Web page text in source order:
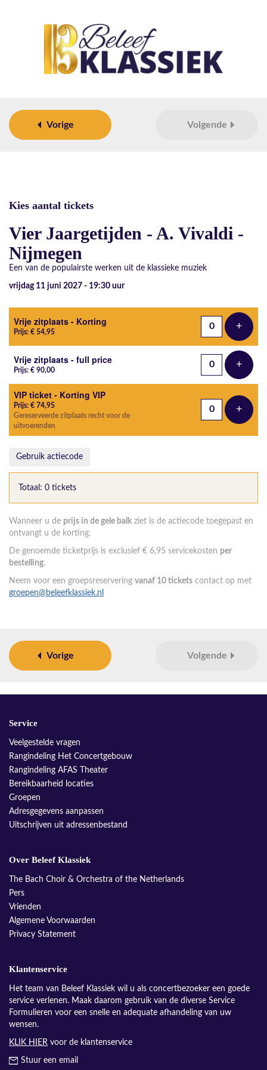
Vorige Volgende
Kies aantal tickets
Vier Jaargetijden - A. Vivaldi -
Nijmegen
Een van de populairste werken uit de klassieke muziek
vrijdag 11 juni 2027 - 19:30 uur
Aantal tickets
Vrije zitplaats - Korting
Prijs: € 54,95 +Voeg
Vrije zitplaats - full price
Prijs: € 90,00 +Voeg
VIP ticket - Korting VIP
Prijs: € 74,95
Gereserveerde zitplaats recht voor de
uitvoerenden
+Voeg
Gebruik actiecode
Totaal: 0 tickets
Wanneer u de prijs in de gele balk ziet is de actiecode toegepast en
ontvangt u de korting.
De genoemde ticketprijs is exclusief € 6,95 servicekosten per
bestelling.
Neem voor een groepsreservering vanaf 10 tickets contact op met
groepen@beleefklassiek.nl
Vorige Volgende
Service
Veelgestelde vragen
Rangindeling Het Concertgebouw
Rangindeling AFAS Theater
Bereikbaarheid locaties
Groepen
Adresgegevens aanpassen
Uitschrijven uit adressenbestand
Over Beleef Klassiek
The Bach Choir & Orchestra of the Netherlands
Pers
Vrienden
Algemene Voorwaarden
Privacy Statement
Klantenservice
Het team van Beleef Klassiek wil u als concertbezoeker een goede
service verlenen. Maak daarom gebruik van de diverse Service
Formulieren voor een snelle en adequate afhandeling van uw
wensen.
KLIK HIER voor de klantenservice
Stuur een email